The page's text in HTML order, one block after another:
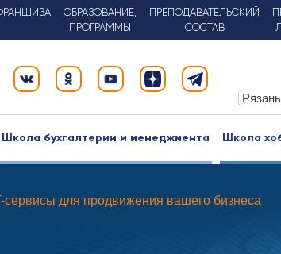
ОБРАЗОВАНИЕ,
ПРОГРАММЫ
ПРЕПОДАВАТЕЛЬСКИЙ
СОСТАВ
Школа бухгалтерии и менеджмента Школа
сервисы для продвижения вашего бизнеса